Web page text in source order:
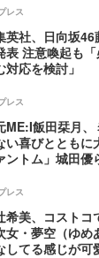
レス
英社、日向坂
表 注意喚起も
対応を検討」
レス
ME:I飯田栞月
い喜びとともに
ントム」城田優
レス
希美、コストコ
女・夢空（ゆめ
してる感じが可